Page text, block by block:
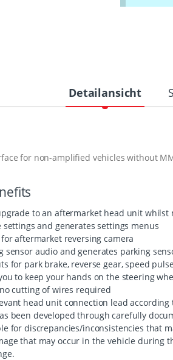
Detailansicht
for non-amplified vehicles without
to an aftermarket head unit
settings and generates settings menus
aftermarket reversing camera
sensor audio and generates parking
for park brake, reverse gear, speed
to keep your hands on the steering
cutting of wires required
head unit connection lead
been developed through carefully
for discrepancies/inconsistencies that
that may occur in the vehicle during